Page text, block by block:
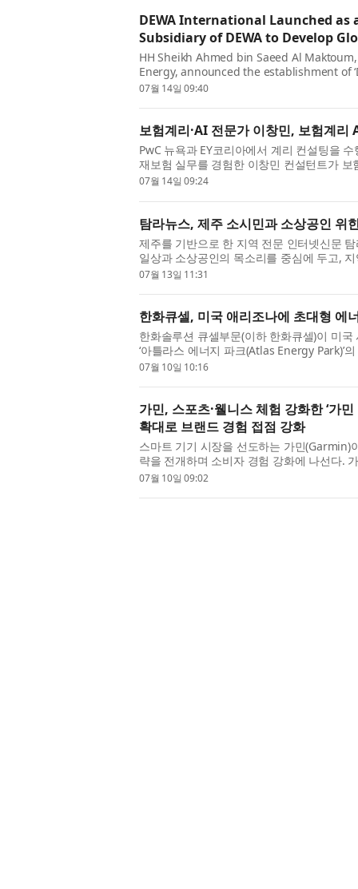
DEWA International Launched
Subsidiary of DEWA to Develop
HH Sheikh Ahmed bin Saeed Al
Energy, announced the establishment of
independent subsidiary of Dubai
07월 14일 09:40
보험계리·AI 전문가 이창민, 보험계리
PwC 뉴욕과 EY코리아에서 계리 컨설팅을
재보험 실무를 경험한 이창민 컨설턴트가
아’를 출범했다고 밝혔다. 계리AI코리아는
07월 14일 09:24
탐라뉴스, 제주 소시민과 소상공인 위
제주를 기반으로 한 지역 전문 인터넷신문
일상과 소상공인의 목소리를 중심에 두고,
순한 사고 보도에 그치지 않고, 지역 주민의
07월 13일 11:31
한화큐셀, 미국 애리조나에 초대형 에
한화솔루션 큐셀부문(이하 한화큐셀)이 미
‘아틀라스 에너지 파크(Atlas Energy Park)’
산의 매각을 최근 완료했다. 애리조나주 라
07월 10일 10:16
가민, 스포츠·웰니스 체험 강화한 ‘가
확대로 브랜드 경험 접점 강화
스마트 기기 시장을 선도하는 가민(Garmin)
략을 전개하며 소비자 경험 강화에 나선다.
울점을 신규 오픈한 데 이어, 차별화된 특화
07월 10일 09:02